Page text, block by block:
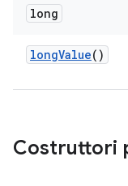
long
longValue()
Costruttori